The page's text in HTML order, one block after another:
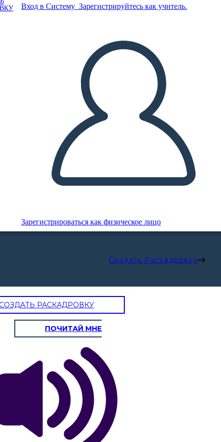
Вход в Систему Зарегистрируйтесь как учитель.
Зарегистрироваться как физическое лицо
Создать Раскадровку
СОЗДАТЬ РАСКАДРОВКУ
ПОЧИТАЙ МНЕ